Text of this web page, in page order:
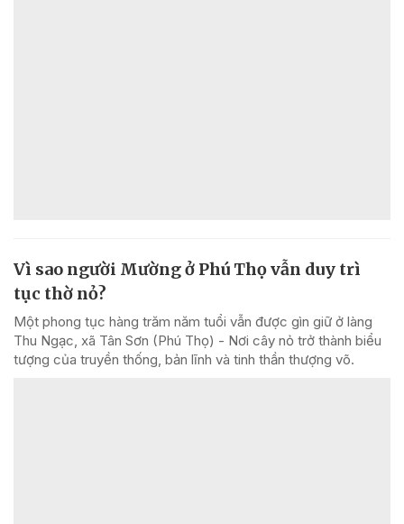
Vì sao người Mường ở Phú Thọ vẫn duy trì
tục thờ nỏ?
Một phong tục hàng trăm năm tuổi vẫn được gìn giữ ở làng
Thu Ngạc, xã Tân Sơn (Phú Thọ) - Nơi cây nỏ trở thành biểu
tượng của truyền thống, bản lĩnh và tinh thần thượng võ.